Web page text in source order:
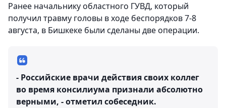
Ранее начальнику областного ГУВД, который
получил травму головы в ходе беспорядков 7-8
августа, в Бишкеке были сделаны две операции.
- Российские врачи действия своих коллег
во время консилиума признали абсолютно
верными, - отметил собеседник.